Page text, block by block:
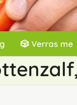
🎲 Verras me